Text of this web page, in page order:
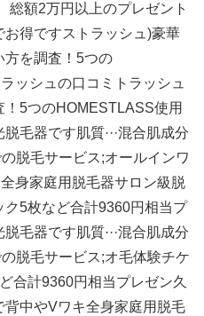
総額2万円以上のプレゼント
得ですストラッシュ)豪華
方を調査！5つの
ッシュの口コミトラッシュ
5つのHOMESTLASS使用
毛器です肌質···混合肌成分
脱毛サービス;オールインワ
身家庭用脱毛器サロン級脱
5枚など合計9360円相当プ
毛器です肌質···混合肌成分
の脱毛サービス;オ毛体験チケ
合計9360円相当プレゼン久
中やVワキ全身家庭用脱毛